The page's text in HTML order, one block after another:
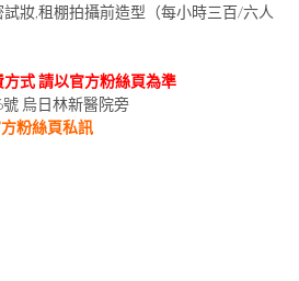
妝,租棚拍攝前造型（每小時三百/六人
式 請以官方粉絲頁為準
烏日林新醫院旁
粉絲頁私訊